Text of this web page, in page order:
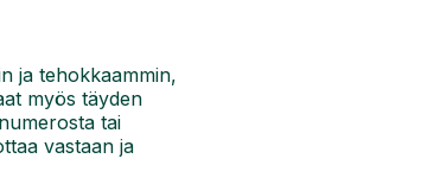
ja tehokkaammin,
myös täyden
tai
vastaan ja